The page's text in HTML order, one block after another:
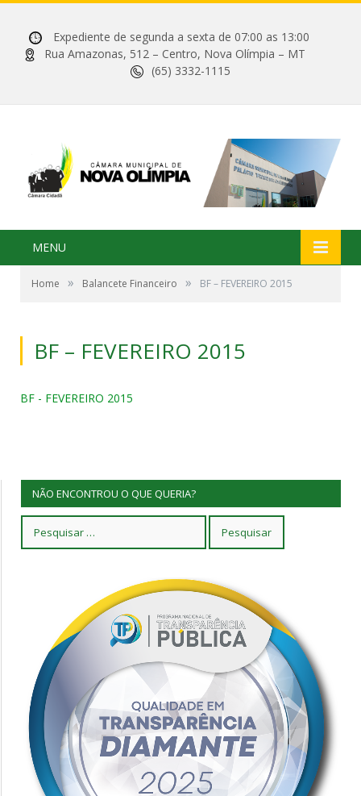
Expediente de segunda a sexta de 07:00 as 13:00
Rua Amazonas, 512 – Centro, Nova Olímpia – MT
(65) 3332-1115
MENU
Home » Balancete Financeiro » BF – FEVEREIRO 2015
BF – FEVEREIRO 2015
BF - FEVEREIRO 2015
NÃO ENCONTROU O QUE QUERIA?